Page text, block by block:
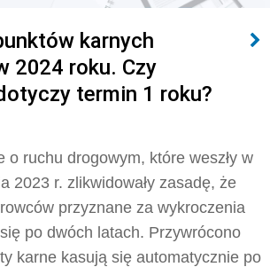
karnych
2024 roku. Czy
termin 1 roku?
o ruchu drogowym, które weszły w
2023 r. zlikwidowały zasadę, że
przyznane za wykroczenia
po dwóch latach. Przywrócono
karne kasują się automatycznie po